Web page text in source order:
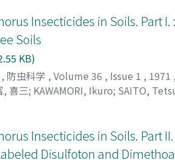
Insecticides in Soils. Part
Soils
KB)
, 防虫科学 , Volume 36 , Issue 1 , 1971 ,
, 喜三; KAWAMORI, Ikuro; SAITO,
Insecticides in Soils. Part
Disulfoton and